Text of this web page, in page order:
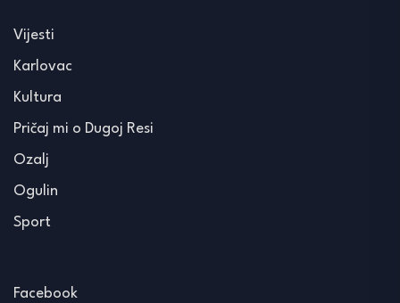
Vijesti
Karlovac
Kultura
Pričaj mi o Dugoj Resi
Ozalj
Ogulin
Sport
Facebook